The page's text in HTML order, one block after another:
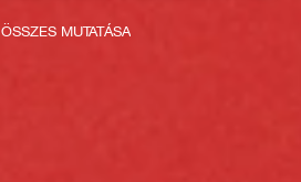
ÖSSZES MUTATÁSA